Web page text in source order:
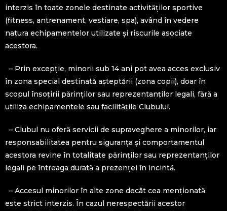
interzis în toate zonele destinate activităților sportive
(fitness, antrenament, vestiare, spa), având în vedere
natura echipamentelor utilizate și riscurile asociate
acestora.
– Prin excepție, minorii sub 14 ani pot avea acces exclusiv
în zona special destinată așteptării (zona copii), doar în
scopul însoțirii părinților sau reprezentanților legali, fără a
utiliza echipamentele sau facilitățile Clubului.
– Clubul nu oferă servicii de supraveghere a minorilor, iar
responsabilitatea pentru siguranța și comportamentul
acestora revine în totalitate părinților sau reprezentanților
legali pe întreaga durată a prezenței în incintă.
– Accesul minorilor în alte zone decât cea menționată
este strict interzis. În cazul nerespectării acestor